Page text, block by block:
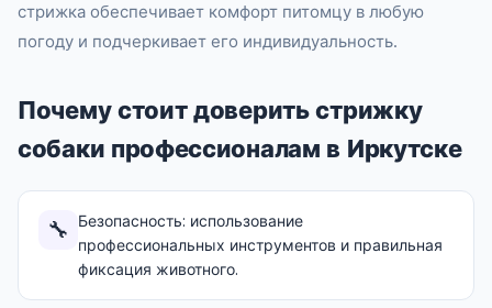
стрижка обеспечивает комфорт питомцу в любую
погоду и подчеркивает его индивидуальность.
Почему стоит доверить стрижку
собаки профессионалам в Иркутске
🔧
Безопасность: использование
профессиональных инструментов и правильная
фиксация животного.